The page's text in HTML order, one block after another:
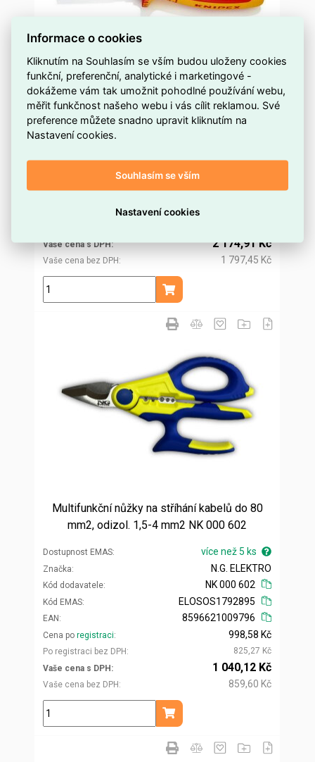
KNIPEX StriX Odizolovací kleště s kabelovými
nůžkami 180 mm 13 66 180
Dostupnost EMAS více než 5 ks
Kód dodavatele
13 66 180
ELOSOS0820928
4003773081319
Vaše cena s DPH
Vaše cena bez DPH
2 174,91 Kč
1 797,45 Kč
ks
Přidat do košíku
Multifunkční nůžky na stříhání kabelů do 80
mm2, odizol. 1,5-4 mm2 NK 000 602
Dostupnost EMAS více než 5 ks
Značka
Kód dodavatele
N.G. ELEKTRO
NK 000 602
Kód EMAS
EAN
ELOSOS1792895
8596621009796
Cena po registraci
Po registraci bez DPH
998,58 Kč
825,27 Kč
Vaše cena s DPH
Vaše cena bez DPH
1 040,12 Kč
859,60 Kč
ks
Přidat do košíku
Informace o cookies
Kliknutím na Souhlasím se vším budou uloženy cookies
funkční, preferenční, analytické i marketingové -
dokážeme vám tak umožnit pohodlné používání webu,
měřit funkčnost našeho webu i vás cílit reklamou. Své
preference můžete snadno upravit kliknutím na
Nastavení cookies.
Souhlasím se vším
Nastavení cookies